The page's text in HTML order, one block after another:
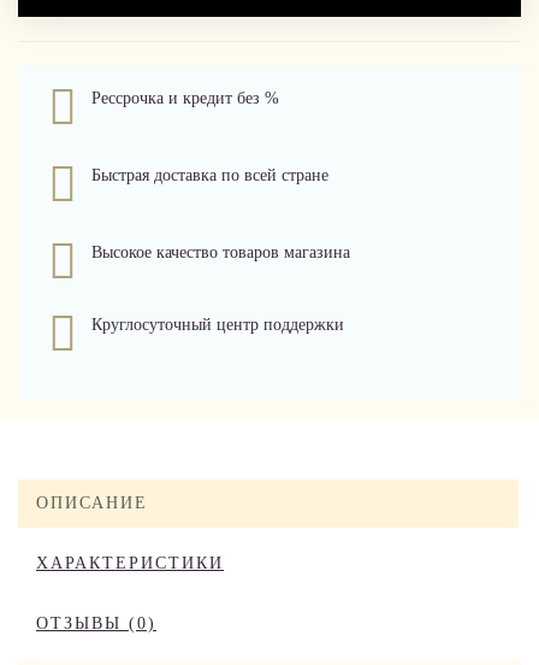
Рессрочка и кредит без %
Быстрая доставка по всей стране
Высокое качество товаров магазина
Круглосуточный центр поддержки
ОПИСАНИЕ
ХАРАКТЕРИСТИКИ
ОТЗЫВЫ (0)